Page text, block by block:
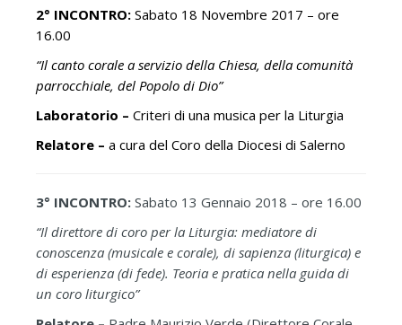
2° INCONTRO: Sabato 18 Novembre 2017 – ore
16.00
“Il canto corale a servizio della Chiesa, della comunità
parrocchiale, del Popolo di Dio”
Laboratorio – Criteri di una musica per la Liturgia
Relatore – a cura del Coro della Diocesi di Salerno
3° INCONTRO: Sabato 13 Gennaio 2018 – ore 16.00
“Il direttore di coro per la Liturgia: mediatore di
conoscenza (musicale e corale), di sapienza (liturgica) e
di esperienza (di fede). Teoria e pratica nella guida di
un coro liturgico”